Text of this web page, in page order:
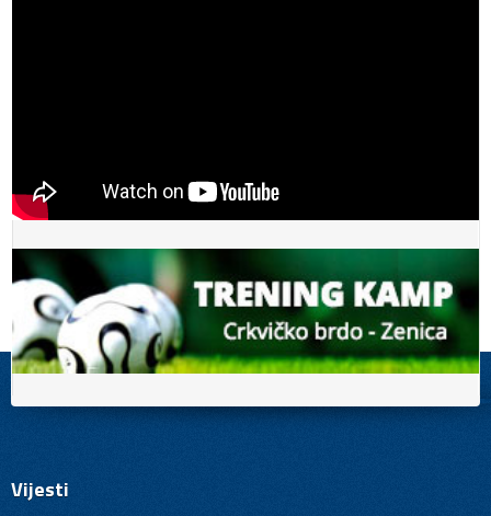
Vijesti